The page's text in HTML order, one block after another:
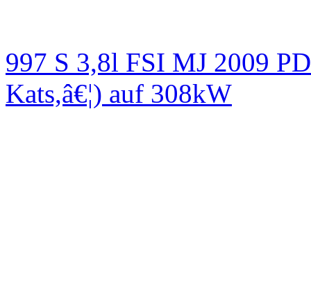
997 S 3,8l FSI MJ 2009
Kats,â€¦) auf 308kW